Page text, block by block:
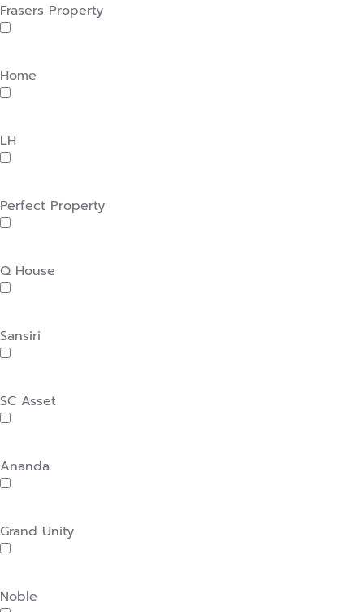
Frasers Property
Home
LH
Perfect Property
Q House
Sansiri
SC Asset
Ananda
Grand Unity
Noble